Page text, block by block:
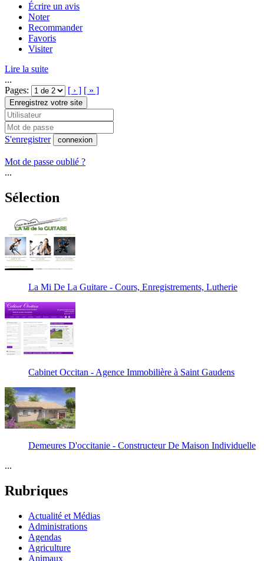
Écrire un avis
Noter
Recommander
Favoris
Visiter
Lire la suite
...
Pages:
[ › ] [ » ]
Enregistrez votre site
S'enregistrer connexion
Mot de passe oublié ?
...
Sélection
La Mi De La Guitare - Cours, Enregistrements, Lutherie
Cabinet Occitan - Agence Immobilière à Saint Gaudens
Demeures D'occitanie - Constructeur De Maison Individuelle
...
Rubriques
Actualité et Médias
Administrations
Agendas
Agriculture
Animaux